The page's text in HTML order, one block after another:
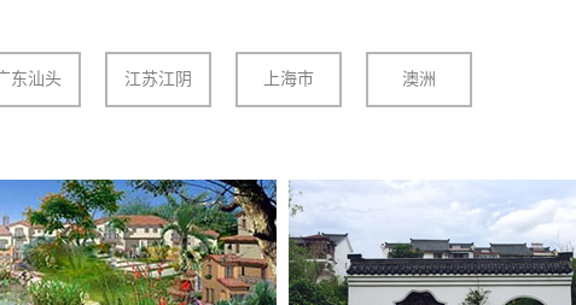
东汕头 江苏江阴 上海市 澳洲